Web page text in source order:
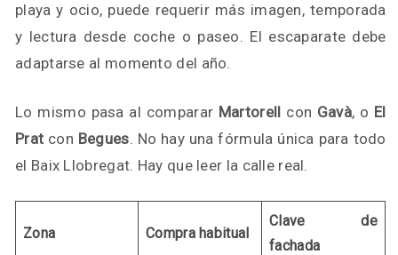
playa y ocio, puede requerir más imagen, temporada
y lectura desde coche o paseo. El escaparate debe
adaptarse al momento del año.
Lo mismo pasa al comparar Martorell con Gavà, o El
Prat con Begues. No hay una fórmula única para todo
el Baix Llobregat. Hay que leer la calle real.
Zona Compra habitual
Clave de
fachada